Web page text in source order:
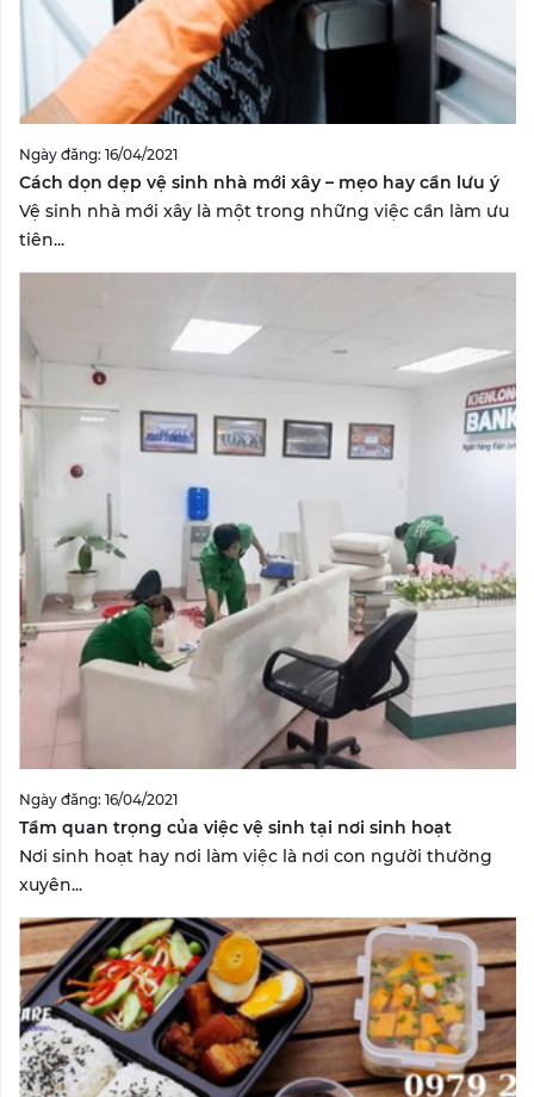
Ngày đăng: 16/04/2021
Cách dọn dẹp vệ sinh nhà mới xây – mẹo hay cần lưu ý
Vệ sinh nhà mới xây là một trong những việc cần làm ưu
tiên...
Ngày đăng: 16/04/2021
Tầm quan trọng của việc vệ sinh tại nơi sinh hoạt
Nơi sinh hoạt hay nơi làm việc là nơi con người thường
xuyên...